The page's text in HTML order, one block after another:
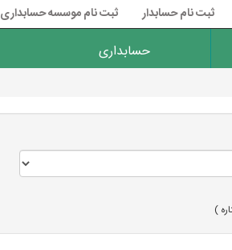
ثبت نام حسابدار ثبت نام موسسه حسابداری
حسابداری
)